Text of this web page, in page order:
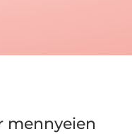
mennyeien